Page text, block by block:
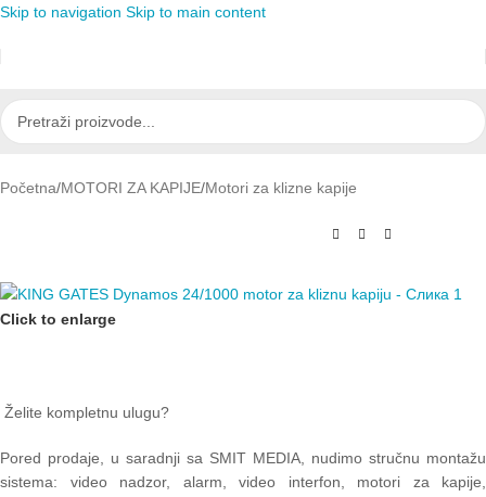
Skip to navigation Skip to main content
Početna/MOTORI ZA KAPIJE/Motori za klizne kapije
Click to enlarge
Želite kompletnu ulugu?
Pored prodaje, u saradnji sa SMIT MEDIA, nudimo stručnu montažu
sistema: video nadzor, alarm, video interfon, motori za kapije,